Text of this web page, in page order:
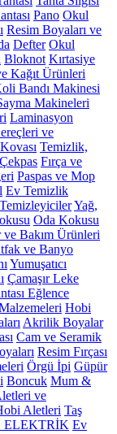
Pano Okul
Resim Boyaları ve
Defter Okul
Bloknot Kırtasiye
Kağıt Ürünleri
Bandı Makinesi
Makineleri
Laminasyon
ve
Temizlik,
Çekpas Fırça ve
Paspas ve Mop
Ev Temizlik
Yağ,
Oda Kokusu
Bakım Ürünleri
ve Banyo
Yumuşatıcı
Çamaşır Leke
Eğlence
Hobi
Akrilik Boyalar
Cam ve Seramik
Resim Fırçası
Örgü İpi Güpür
Boncuk Mum &
ve
Aletleri Taş
ELEKTRİK Ev